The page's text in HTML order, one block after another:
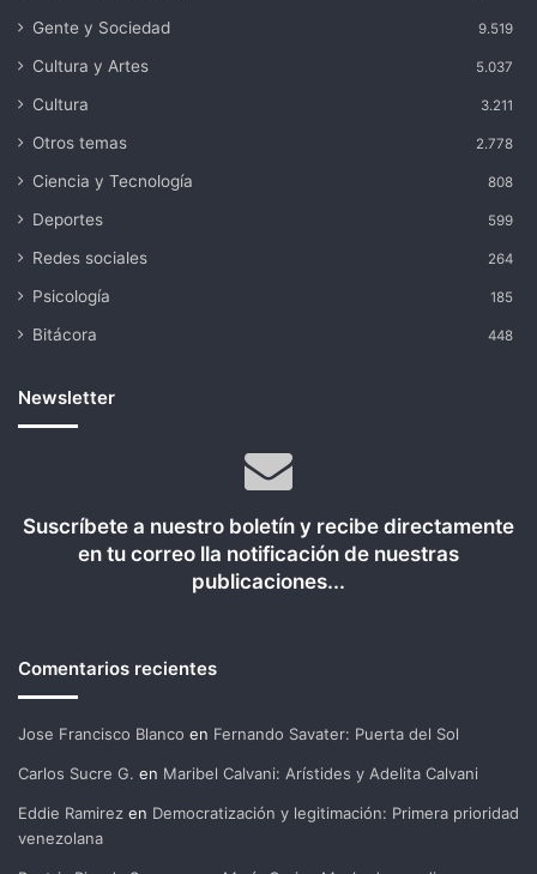
Gente y Sociedad 9.519
Cultura y Artes 5.037
Cultura 3.211
Otros temas 2.778
Ciencia y Tecnología 808
Deportes 599
Redes sociales 264
Psicología 185
Bitácora 448
Newsletter
Suscríbete a nuestro boletín y recibe directamente
en tu correo lla notificación de nuestras
publicaciones...
Comentarios recientes
Jose Francisco Blanco en Fernando Savater: Puerta del Sol
Carlos Sucre G. en Maribel Calvani: Arístides y Adelita Calvani
Eddie Ramirez en Democratización y legitimación: Primera prioridad
venezolana